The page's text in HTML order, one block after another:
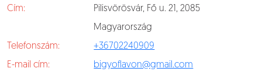
Cím:
Pilisvörösvár, Fő u. 21, 2085
Magyarország
Telefonszám:
+36702240909
E-mail cím:
bigyoflavon@gmail.com